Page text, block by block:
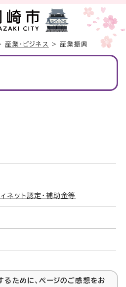
産業・ビジネス > 産業振興
ネット認定・補助金等
るために、ページのご感想をお